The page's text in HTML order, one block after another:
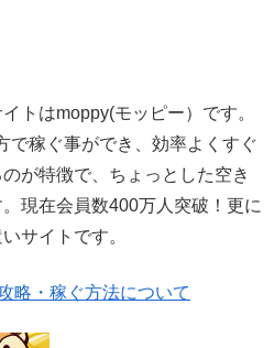
トはmoppy(モッピー）です。
で稼ぐ事ができ、効率よくすぐ
が特徴で、ちょっとした空き
現在会員数400万人突破！更に
サイトです。
略・稼ぐ方法について